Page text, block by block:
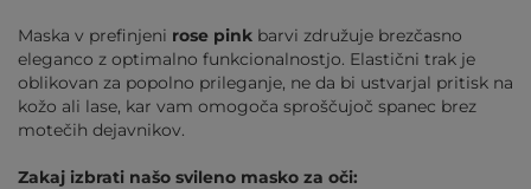
Maska v prefinjeni rose pink barvi združuje brezčasno
eleganco z optimalno funkcionalnostjo. Elastični trak je
oblikovan za popolno prileganje, ne da bi ustvarjal pritisk na
kožo ali lase, kar vam omogoča sproščujoč spanec brez
motečih dejavnikov.
Zakaj izbrati našo svileno masko za oči: